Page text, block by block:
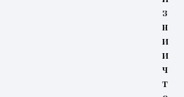
з
н
и
и
ч
т